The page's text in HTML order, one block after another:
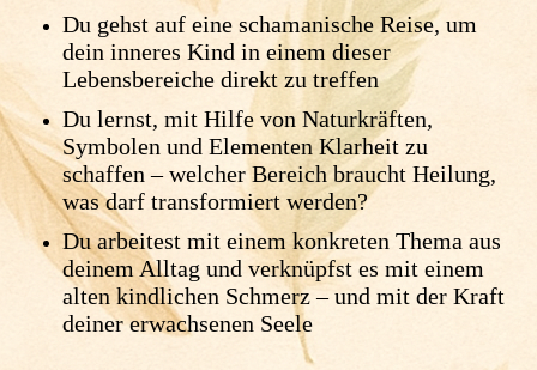
Du gehst auf eine schamanische Reise, um
dein inneres Kind in einem dieser
Lebensbereiche direkt zu treffen
Du lernst, mit Hilfe von Naturkräften,
Symbolen und Elementen Klarheit zu
schaffen – welcher Bereich braucht Heilung,
was darf transformiert werden?
Du arbeitest mit einem konkreten Thema aus
deinem Alltag und verknüpfst es mit einem
alten kindlichen Schmerz – und mit der Kraft
deiner erwachsenen Seele